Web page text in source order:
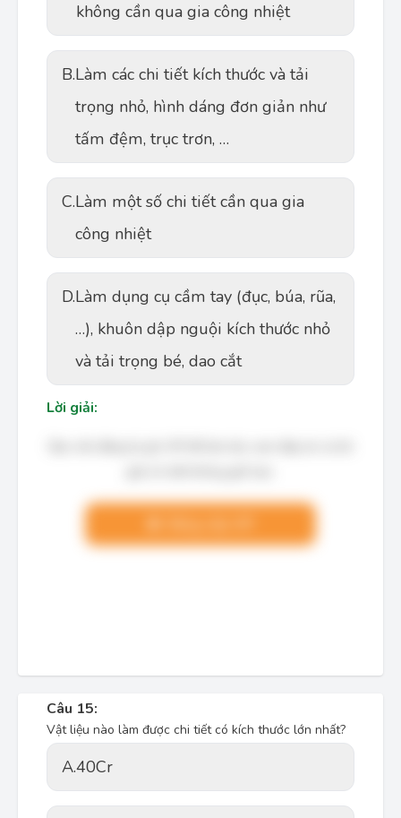
không cần qua gia công nhiệt
B.Làm các chi tiết kích thước và tải
trọng nhỏ, hình dáng đơn giản như
tấm đệm, trục trơn, …
C.Làm một số chi tiết cần qua gia
công nhiệt
D.Làm dụng cụ cầm tay (đục, búa, rũa,
…), khuôn dập nguội kích thước nhỏ
và tải trọng bé, dao cắt
Lời giải:
Câu 15:
Vật liệu nào làm được chi tiết có kích thước lớn nhất?
A.40Cr